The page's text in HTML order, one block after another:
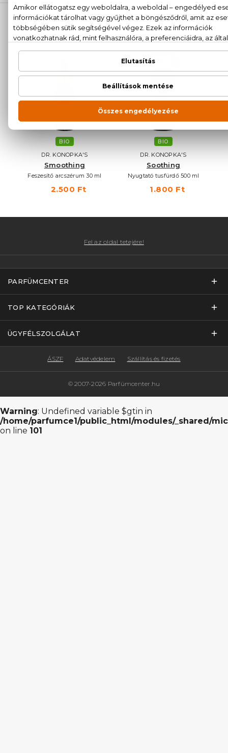
NEKED AJÁNLJUK
BIO
DR. KONOPKA'S
Smoothing
Feszesítő arcszérum 30 ml
2.500 Ft
BIO
DR. KONOPKA'S
Soothing
Nyugtató tusfürdő 500 ml
1.800 Ft
Fel az oldal tetejére!
PARFÜMCENTER
TOP KATEGÓRIÁK
ÜGYFÉLSZOLGÁLAT
© 2007-2026 Parfümcenter.hu
ÁSZF Adatvédelem Szállítás és fizetés
Warning: Undefined variable $gtin in
/home/parfumce1/public_html/modules/_shared/
on line 101